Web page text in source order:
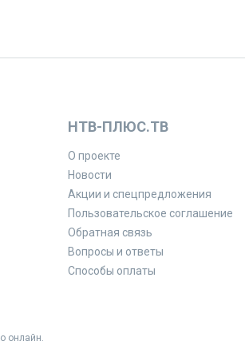
НТВ-ПЛЮС.ТВ
О проекте
Новости
Акции и спецпредложения
Пользовательское соглашение
Обратная связь
Вопросы и ответы
Способы оплаты
онлайн.